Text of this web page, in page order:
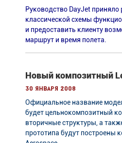
Руководство DayJet приняло
классической схемы
и предоставить клиенту
маршрут и время полета.
Новый композитный
30 января 2008
Официальное название
будет цельнокомпозитный
вторичные структуры, а
прототипа будут построены